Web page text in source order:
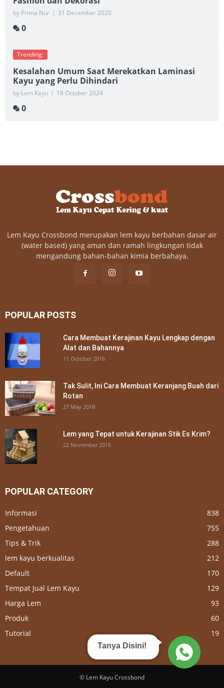
by Prima Nur | 31 December 2020
0
Trending:
Kesalahan Umum Saat Merekatkan Laminasi
Kayu yang Perlu Dihindari
by Lem Kayu | 18 October 2024
0
Lem Kayu Crossbond merupakan lem kayu berbahan dasar air
(water based) yang aman dan ramah lingkungan tidak
mengandung bahan-bahan kimia berbahaya.
POPULAR POSTS
Cara Membuat Kerajinan Kayu Lengkap dengan
Alat dan Bahannya
11 October 2016
Tak Sulit, Ini Cara Membuat Keranjang Buah dari
Rotan
27 May 2018
Lem yang Tepat untuk Kerajinan Stik Es Krim?
22 November 2016
POPULAR CATEGORY
Informasi
838
Pengetahuan
755
Tips & Trik
288
lem kayu berkualitas
212
Default
170
Tempat Jual Lem Kayu
129
Harga Lem
93
Produk
60
Tutorial
19
© Lem Kayu Crossbond
Tanya Disini!